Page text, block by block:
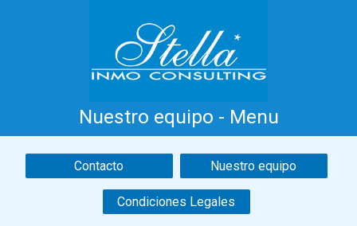
Nuestro equipo - Menu
Inicio Costa Blanca Venta Alquiler
Nueva Construcción Información
Testimonios Contacto
Contacto Nuestro equipo
Condiciones Legales